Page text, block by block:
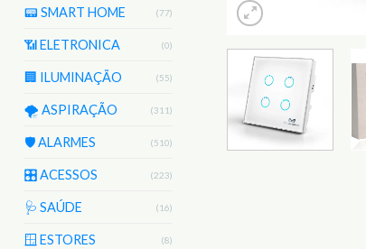
📟 SMART HOME (77)
📶 ELETRONICA (0)
🏢 ILUMINAÇÃO (55)
🌪️ ASPIRAÇÃO (311)
🛡️ ALARMES (510)
🎛️ ACESSOS (223)
🩺 SAÚDE (16)
🪟 ESTORES (8)